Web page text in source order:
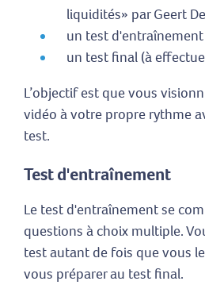
liquidités» par Geert
un test d'entraînement
un test final (à
L’objectif est que vous
vidéo à votre propre rythme
test.
Test d'entraînement
Le test d'entraînement se
questions à choix multiple.
test autant de fois que vous
vous préparer au test final.